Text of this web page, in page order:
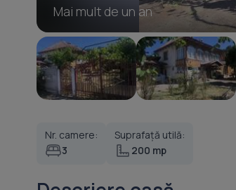
Mai mult de un an
Nr. camere:
3
Suprafață utilă:
200 mp